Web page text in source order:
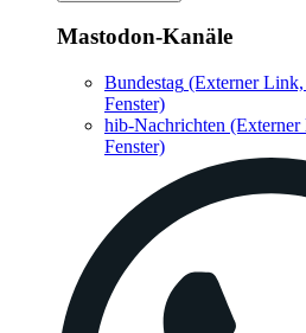
Mastodon-Kanäle
Bundestag (Externer
Fenster)
hib-Nachrichten
Fenster)